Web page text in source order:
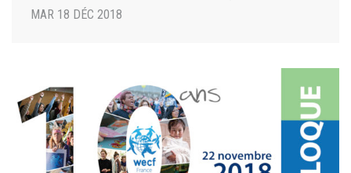
MAR 18 DÉC 2018